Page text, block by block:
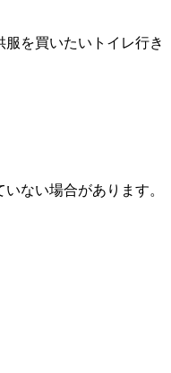
服を買いたい トイレ行き
ない場合があります。